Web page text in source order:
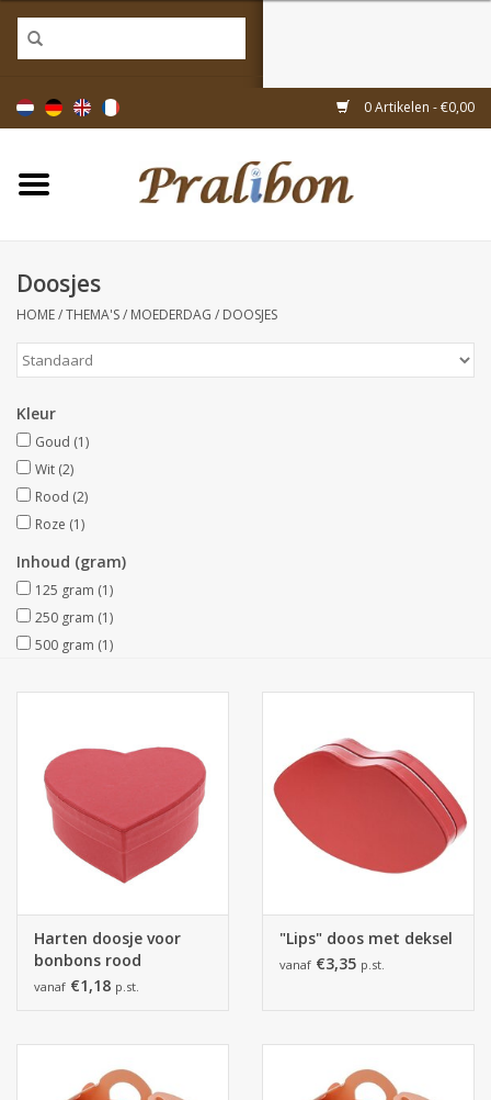
0 Artikelen - €0,00
Home
Doosjes
Linten & decoratie
Geschenkartikelen
Inpakmaterialen
Thema's
Collecties
Doosjes
HOME/THEMA'S/ MOEDERDAG / DOOSJES
Kleur
Goud (1)
Wit (2)
Rood (2)
Roze (1)
Inhoud (gram)
125 gram (1)
250 gram (1)
500 gram (1)
Harten doosje voor
bonbons rood
vanaf €1,18 p.st.
"Lips" doos met deksel
vanaf €3,35 p.st.